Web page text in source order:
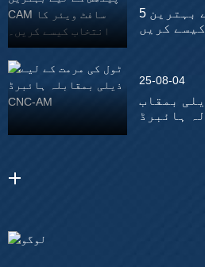
5 کے لیے بہترین CAM سافٹ ویئر
25-08-04
بمقاب